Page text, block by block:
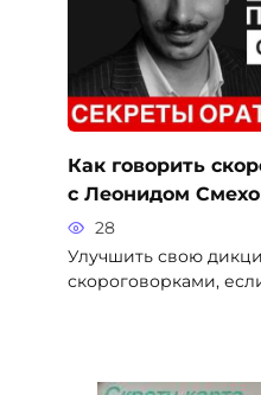
Как говорить
с Леонидом
28
Улучшить свою
скороговорками,